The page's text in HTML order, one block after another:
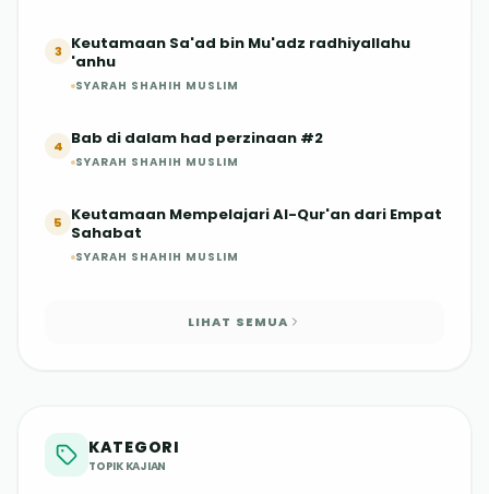
3 Keutamaan Sa'ad bin Mu'adz radhiyallahu
'anhu
SYARAH SHAHIH MUSLIM
4 Bab di dalam had perzinaan #2
SYARAH SHAHIH MUSLIM
5
Keutamaan Mempelajari Al-Qur'an dari Empat
Sahabat
SYARAH SHAHIH MUSLIM
LIHAT SEMUA
KATEGORI
TOPIK KAJIAN